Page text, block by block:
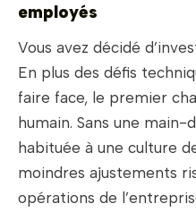
employés
Vous avez décidé
En plus des défis
faire face, le premier
humain. Sans une
habituée à une culture
moindres ajustements
opérations de